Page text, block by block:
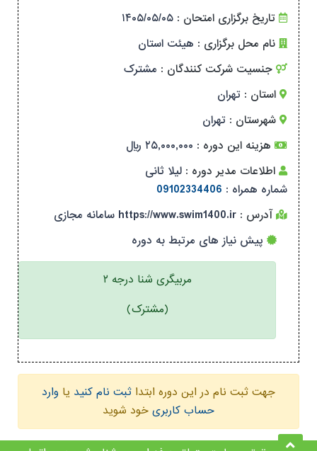
تاریخ برگزاری امتحان : ۱۴۰۵/۰۵/۰۵
نام محل برگزاری : هیئت استان
جنسیت شرکت کنندگان : مشترک
استان : تهران
شهرستان : تهران
هزینه این دوره : ۲۵,۰۰۰,۰۰۰ ریال
اطلاعات مدیر دوره : لیلا ثانی
شماره همراه : 09102334406
آدرس : https://www.swim1400.ir سامانه مجازی
پیش نیاز های مرتبط به دوره
مربیگری شنا درجه ۲
(مشترک)
جهت ثبت نام در این دوره ابتدا ثبت نام کنید یا وارد
حساب کاربری خود شوید